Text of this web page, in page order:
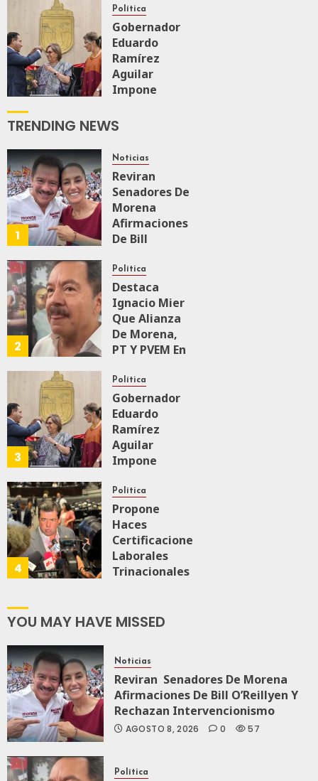
Firme
AGOSTO 6, 2026
0
167
Política
Gobernador
Eduardo
Ramírez
Aguilar
Impone
“Rosario
A
Malú Mícher
AGOSTO 6, 2026
0
88
TRENDING NEWS
1
Noticias
Reviran
Senadores De
Morena
Afirmaciones
De Bill
Rechazan
Intervencionismo
AGOSTO 8, 2026
0
57
2
Política
Destaca
Ignacio Mier
Que Alianza
De Morena,
PT Y PVEM En
Firme
AGOSTO 6, 2026
0
167
3
Política
Gobernador
Eduardo
Ramírez
Aguilar
Impone
“Rosario
Castellanos”
A
Malú Mícher
AGOSTO 6, 2026
4
Política
Propone
Haces
Certificaciones
Laborales
Trinacionales
Nueva
AGOSTO 5, 2026
0
78
YOU MAY HAVE MISSED
Noticias
Reviran Senadores De Morena
Afirmaciones De Bill O’Reillyen Y
Rechazan Intervencionismo
AGOSTO 8, 2026 0 57
Política